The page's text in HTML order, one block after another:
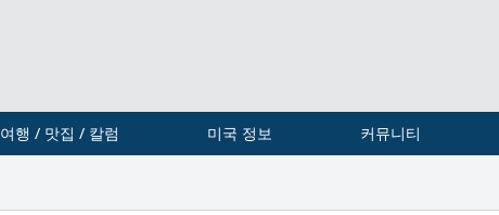
여행 / 맛집 / 칼럼 미국 정보 커뮤니티